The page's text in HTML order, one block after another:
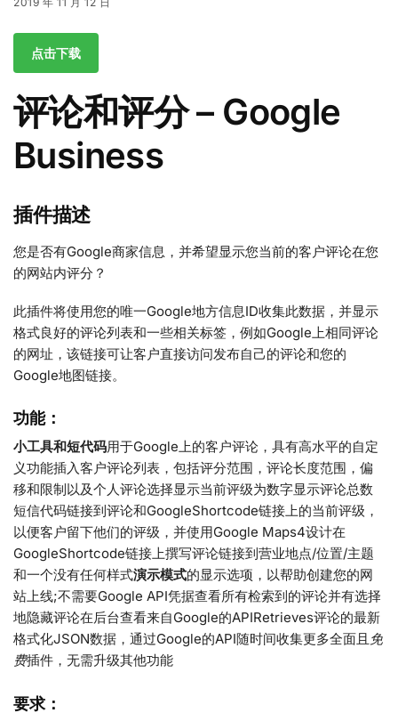
点击下载
评论和评分 – Google
Business
插件描述
您是否有Google商家信息，并希望显示您当前的客户评论在您
的网站内评分？
此插件将使用您的唯一Google地方信息ID收集此数据，并显示
格式良好的评论列表和一些相关标签，例如Google上相同评论
的网址，该链接可让客户直接访问发布自己的评论和您的
Google地图链接。
功能：
小工具和短代码用于Google上的客户评论，具有高水平的自定
义功能插入客户评论列表，包括评分范围，评论长度范围，偏
移和限制以及个人评论选择显示当前评级为数字显示评论总数
短信代码链接到评论和GoogleShortcode链接上的当前评级，
以便客户留下他们的评级，并使用Google Maps4设计在
GoogleShortcode链接上撰写评论链接到营业地点/位置/主题
和一个没有任何样式演示模式的显示选项，以帮助创建您的网
站上线;不需要Google API凭据查看所有检索到的评论并有选择
地隐藏评论在后台查看来自Google的APIRetrieves评论的最新
格式化JSON数据，通过Google的API随时间收集更多全面且 免
费插件，无需升级其他功能
要求：